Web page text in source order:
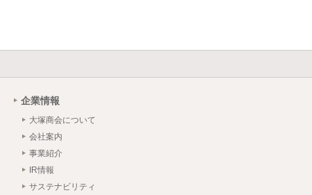
企業情報
大塚商会について
会社案内
事業紹介
IR情報
サステナビリティ